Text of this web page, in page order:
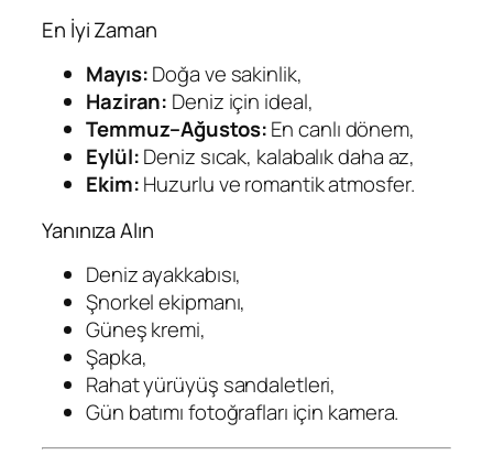
En İyi Zaman
Mayıs:Doğa ve sakinlik,
Haziran: Deniz için ideal,
Temmuz–Ağustos:En canlı dönem,
Eylül:Deniz sıcak, kalabalık daha az,
Ekim:Huzurlu ve romantik atmosfer.
Yanınıza Alın
Deniz ayakkabısı,
Şnorkel ekipmanı,
Güneş kremi,
Şapka,
Rahat yürüyüş sandaletleri,
Gün batımı fotoğrafları için kamera.